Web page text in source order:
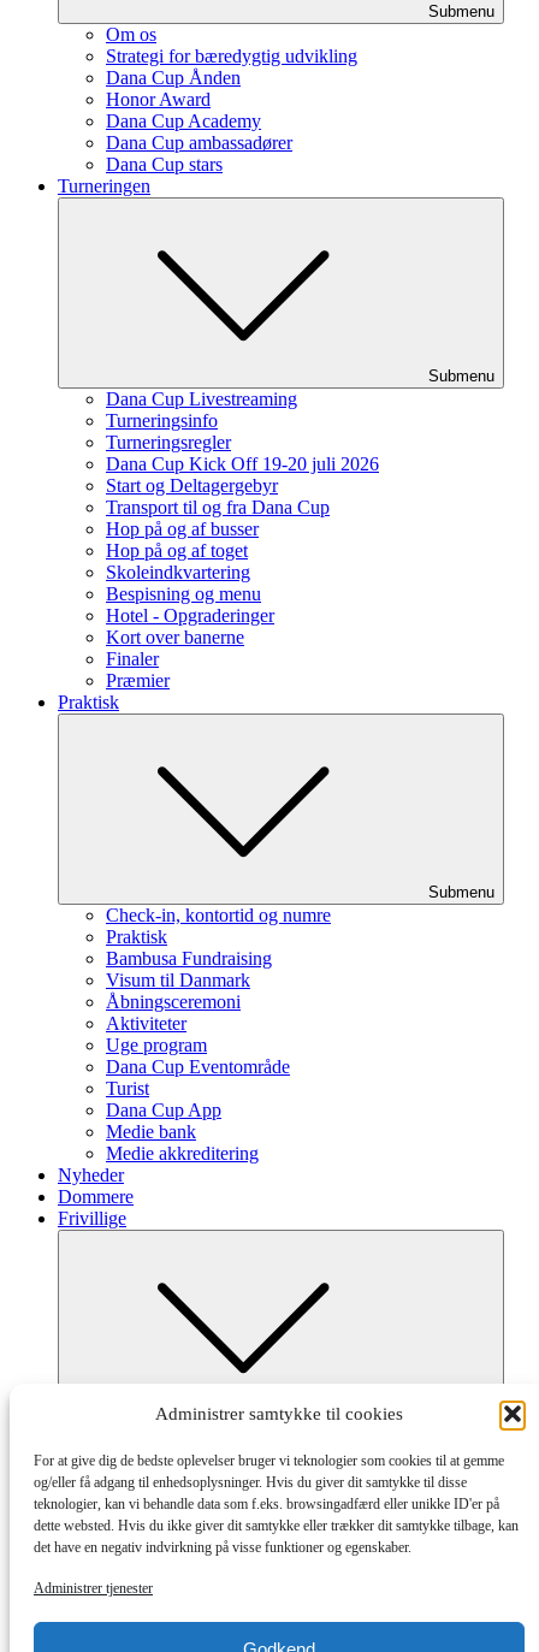
Administrer samtykke til cookies
For at give dig de bedste oplevelser bruger vi teknologier som cookies til at gemme
og/eller få adgang til enhedsoplysninger. Hvis du giver dit samtykke til disse
teknologier, kan vi behandle data som f.eks. browsingadfærd eller unikke ID'er på
dette websted. Hvis du ikke giver dit samtykke eller trækker dit samtykke tilbage, kan
det have en negativ indvirkning på visse funktioner og egenskaber.
Administrer tjenester
Submenu
Om os
Strategi for bæredygtig udvikling
Dana Cup Ånden
Honor Award
Dana Cup Academy
Dana Cup ambassadører
Dana Cup stars
Turneringen
Submenu
Dana Cup Livestreaming
Turneringsinfo
Turneringsregler
Dana Cup Kick Off 19-20 juli 2026
Start og Deltagergebyr
Transport til og fra Dana Cup
Hop på og af busser
Hop på og af toget
Skoleindkvartering
Bespisning og menu
Hotel - Opgraderinger
Kort over banerne
Finaler
Præmier
Praktisk
Submenu
Check-in, kontortid og numre
Praktisk
Bambusa Fundraising
Visum til Danmark
Åbningsceremoni
Aktiviteter
Uge program
Dana Cup Eventområde
Turist
Dana Cup App
Medie bank
Medie akkreditering
Nyheder
Dommere
Frivillige
Afdelinger og tilmelding
Hvordan og Hjælpeguides
Partnere